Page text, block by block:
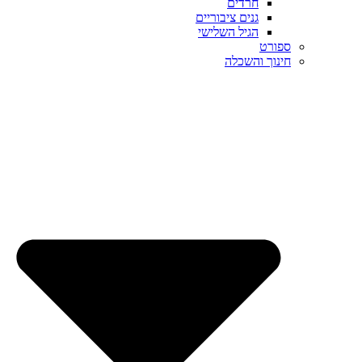
חרדים
גנים ציבוריים
הגיל השלישי
ספורט
חינוך והשכלה